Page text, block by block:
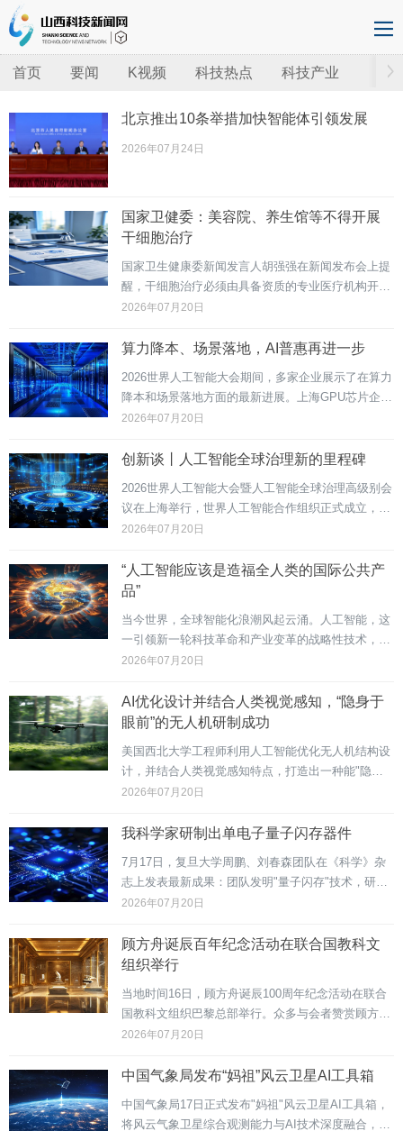
首页 要闻 K视频 科技热点 科技产业
北京推出10条举措加快智能体引领发展
2026年07月24日
国家卫健委：美容院、养生馆等不得开展
干细胞治疗
国家卫生健康委新闻发言人胡强强在新闻发布会上提
醒，干细胞治疗必须由具备资质的专业医疗机构开
展，美容院、养生馆、细胞技术服务公司等非医疗机
年来，一些不法机构炒作营销干细胞"不老针"，宣称
2026年07月20日
算力降本、场景落地，AI普惠再进一步
2026世界人工智能大会期间，多家企业展示了在算力
降本和场景落地方面的最新进展。上海GPU芯片企业
密集登陆资本市场，掀起AI芯片抢占资本赛道的热
生态超市，让算力资源实现更高效配置。国家制造
2026年07月20日
创新谈丨人工智能全球治理新的里程碑
2026世界人工智能大会暨人工智能全球治理高级别会
议在上海举行，世界人工智能合作组织正式成立，29
个国家代表签署协定成为创始成员国。这是全球首个
工智能合作组织的成立，标志着人工智能全球治理从
理念...
2026年07月20日
“人工智能应该是造福全人类的国际公共产
品”
当今世界，全球智能化浪潮风起云涌。人工智能，这
一引领新一轮科技革命和产业变革的战略性技术，既
创造前所未有发展机遇，也带来前所未遇风险挑战。
的国际公共产品。"2026世界人工智能大会暨人工智
能全球...
2026年07月20日
AI优化设计并结合人类视觉感知，“隐身于
眼前”的无人机研制成功
美国西北大学工程师利用人工智能优化无人机结构设
计，并结合人类视觉感知特点，打造出一种能"隐身
于眼前"的低可见度无人机。该无人机通过高速旋转
AI优化后的无人机，视觉可察觉程度约降低至传统四
2026年07月20日
我科学家研制出单电子量子闪存器件
7月17日，复旦大学周鹏、刘春森团队在《科学》杂
志上发表最新成果：团队发明"量子闪存"技术，研制
出具有全球最大非易失量子存储窗口的器件，开创单
子闪存器件，首次在27℃室温环境下观测到单电子稳
定...
2026年07月20日
顾方舟诞辰百年纪念活动在联合国教科文
组织举行
当地时间16日，顾方舟诞辰100周年纪念活动在联合
国教科文组织巴黎总部举行。众多与会者赞赏顾方舟
在脊髓灰质炎防治领域的贡献，并呼吁开展文明交流
罗晖表示，科技创新的价值在于造福人类，科技成就
2026年07月20日
中国气象局发布“妈祖”风云卫星AI工具箱
中国气象局17日正式发布"妈祖"风云卫星AI工具箱，
将风云气象卫星综合观测能力与AI技术深度融合，为